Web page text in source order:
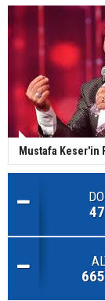
Mustafa Keser'in